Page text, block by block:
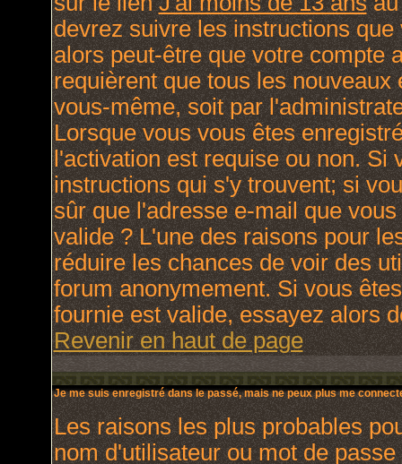
devrez suivre les instructions
alors peut-être que votre compte
requièrent que tous les
vous-même, soit par
Lorsque vous vous êtes
l'activation est requise ou non. Si
instructions qui s'y trouvent; si
sûr que l'adresse e-mail que
valide ? L'une des raisons pour
réduire les chances de voir des
forum anonymement. Si vous
fournie est valide, essayez alors
Revenir en haut de page
Je me suis enregistré dans le passé, mais ne peux plus me
Les raisons les plus probables
nom d'utilisateur ou mot de